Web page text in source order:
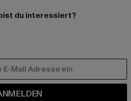
du interessiert?